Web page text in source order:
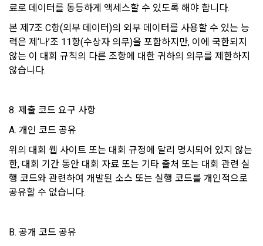
나. 기타 구매 신청에 승낙하는 것이 “사이트” 기술상 현저히 지
장이 있다고 판단하는 경우
2. “사이트”의 승낙이 제12조 제1항의 수신 확인통지형태로 이
용자에게 도달한 시점에 계약이 성립한 것으로 본다.
3. “사이트”의 승낙 의사 표시에는 이용자의 구매 신청에 대한
제 11 조 (지급방법)
“사이트”에서 구매한 재화 및 서비스에 대한 대금지급방법은 다
음 각 호의 방법 중 가용한 방법으로 할 수 있다. 단, “회사”는 이
용자의 지급방법에 대하여 재화 및 서비스 등의 대금에 어떠한
명목의 수수료도 추가하여 징수할 수 없다.
나. 다음의 경우에는 합당한 절차를 통하여 개인정보를 제공 또
는 이용할 수 있습니다.
1) ‘기업 회원’(채용 의뢰 기업)에게 개인정보 제공
데이콘 인재풀 등록 회원의 개인정보는 데이콘 인재풀 서비스의
채용 의뢰가 있는 불특정 다수의 기업 회원이 열람할 수 있음.
-개인 정보를 제공 받는자 : 기업회원
-개인정보를 제공받는 자의 개인정보 이용 목적 : 채용을 위한
-제공하는 개인정보의 항목 : 데이콘 인재풀 등록시 수집하는 항
목
-개인정보를 제공받는 자의 개인정보 보유 및 이용기간 : 제휴
2) 채용에 지원하는 경우
료로 데이터를 동등하게 액세스할 수 있도록 해야 합니다.
본 제7조 C항(외부 데이터)의 외부 데이터를 사용할 수 있는 능
력은 제‘나’조 11항(수상자 의무)을 포함하지만, 이에 국한되지
않는 이 대회 규칙의 다른 조항에 대한 귀하의 의무를 제한하지
않습니다.
8. 제출 코드 요구 사항
A. 개인 코드 공유
위의 대회 웹 사이트 또는 대회 규정에 달리 명시되어 있지 않는
한, 대회 기간 동안 대회 자료 또는 기타 출처 또는 대회 관련 실
행 코드와 관련하여 개발된 소스 또는 실행 코드를 개인적으로
공유할 수 없습니다.
B. 공개 코드 공유